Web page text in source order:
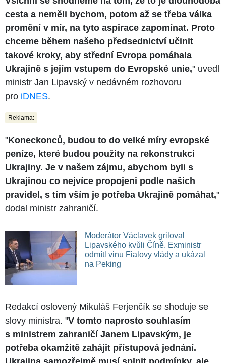
cesta a neměli bychom, potom až se třeba válka
promění v mír, na tyto aspirace zapomínat. Proto
chceme během našeho předsednictví učinit
takové kroky, aby střední Evropa pomáhala
Ukrajině s jejím vstupem do Evropské unie," uvedl
ministr Jan Lipavský v nedávném rozhovoru
pro iDNES.
Reklama:
"Koneckonců, budou to do velké míry evropské
peníze, které budou použity na rekonstrukci
Ukrajiny. Je v našem zájmu, abychom byli s
Ukrajinou co nejvíce propojeni podle našich
pravidel, s tím vším je potřeba Ukrajině pomáhat,"
dodal ministr zahraničí.
Moderátor Václavek griloval
Lipavského kvůli Číně. Exministr
odmítl vinu Fialovy vlády a ukázal
na Peking
Redakcí oslovený Mikuláš Ferjenčík se shoduje se
slovy ministra. "V tomto naprosto souhlasím
s ministrem zahraničí Janem Lipavským, je
potřeba okamžitě zahájit přístupová jednání.